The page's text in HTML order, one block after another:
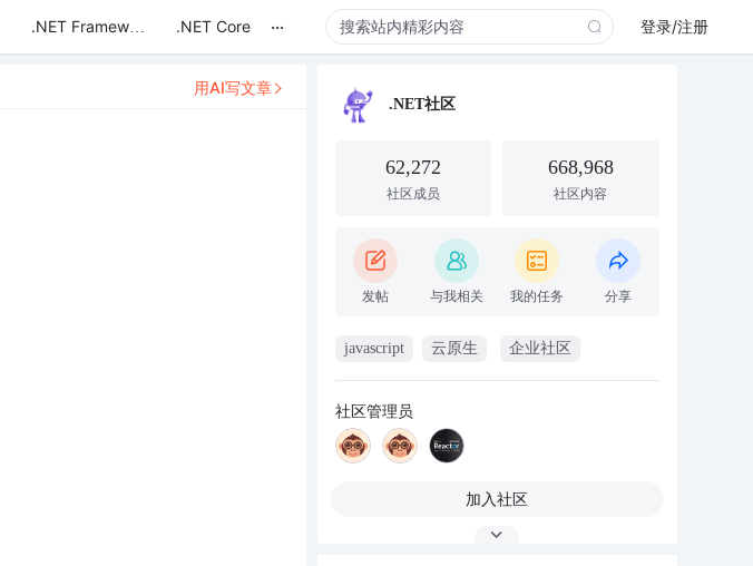
.NET Framework .NET Core ... 登录/注册
用AI写文章
.NET社区
62,272
社区成员
668,968
社区内容
发帖 与我相关 我的任务 分享
javascript 云原生 企业社区
社区管理员
加入社区